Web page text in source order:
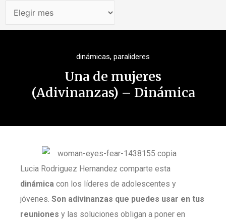
dinámicas, paralideres
Una de mujeres
(Adivinanzas) – Dinámica
Lucia Rodriguez Hernandez comparte esta
dinámica con los líderes de adolescentes y
jóvenes. Son adivinanzas que puedes usar en tus
reuniones y las soluciones obligan a poner en